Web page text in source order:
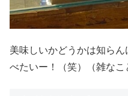
美味しいかどうかは知ら
べたいー！（笑）（雑なこ